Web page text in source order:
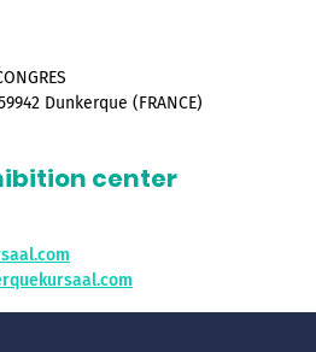
Dunkerque (FRANCE)
center